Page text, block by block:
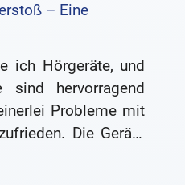
– Eine
ich Hörgeräte, und
hervorragend
Probleme mit
Die Geräte